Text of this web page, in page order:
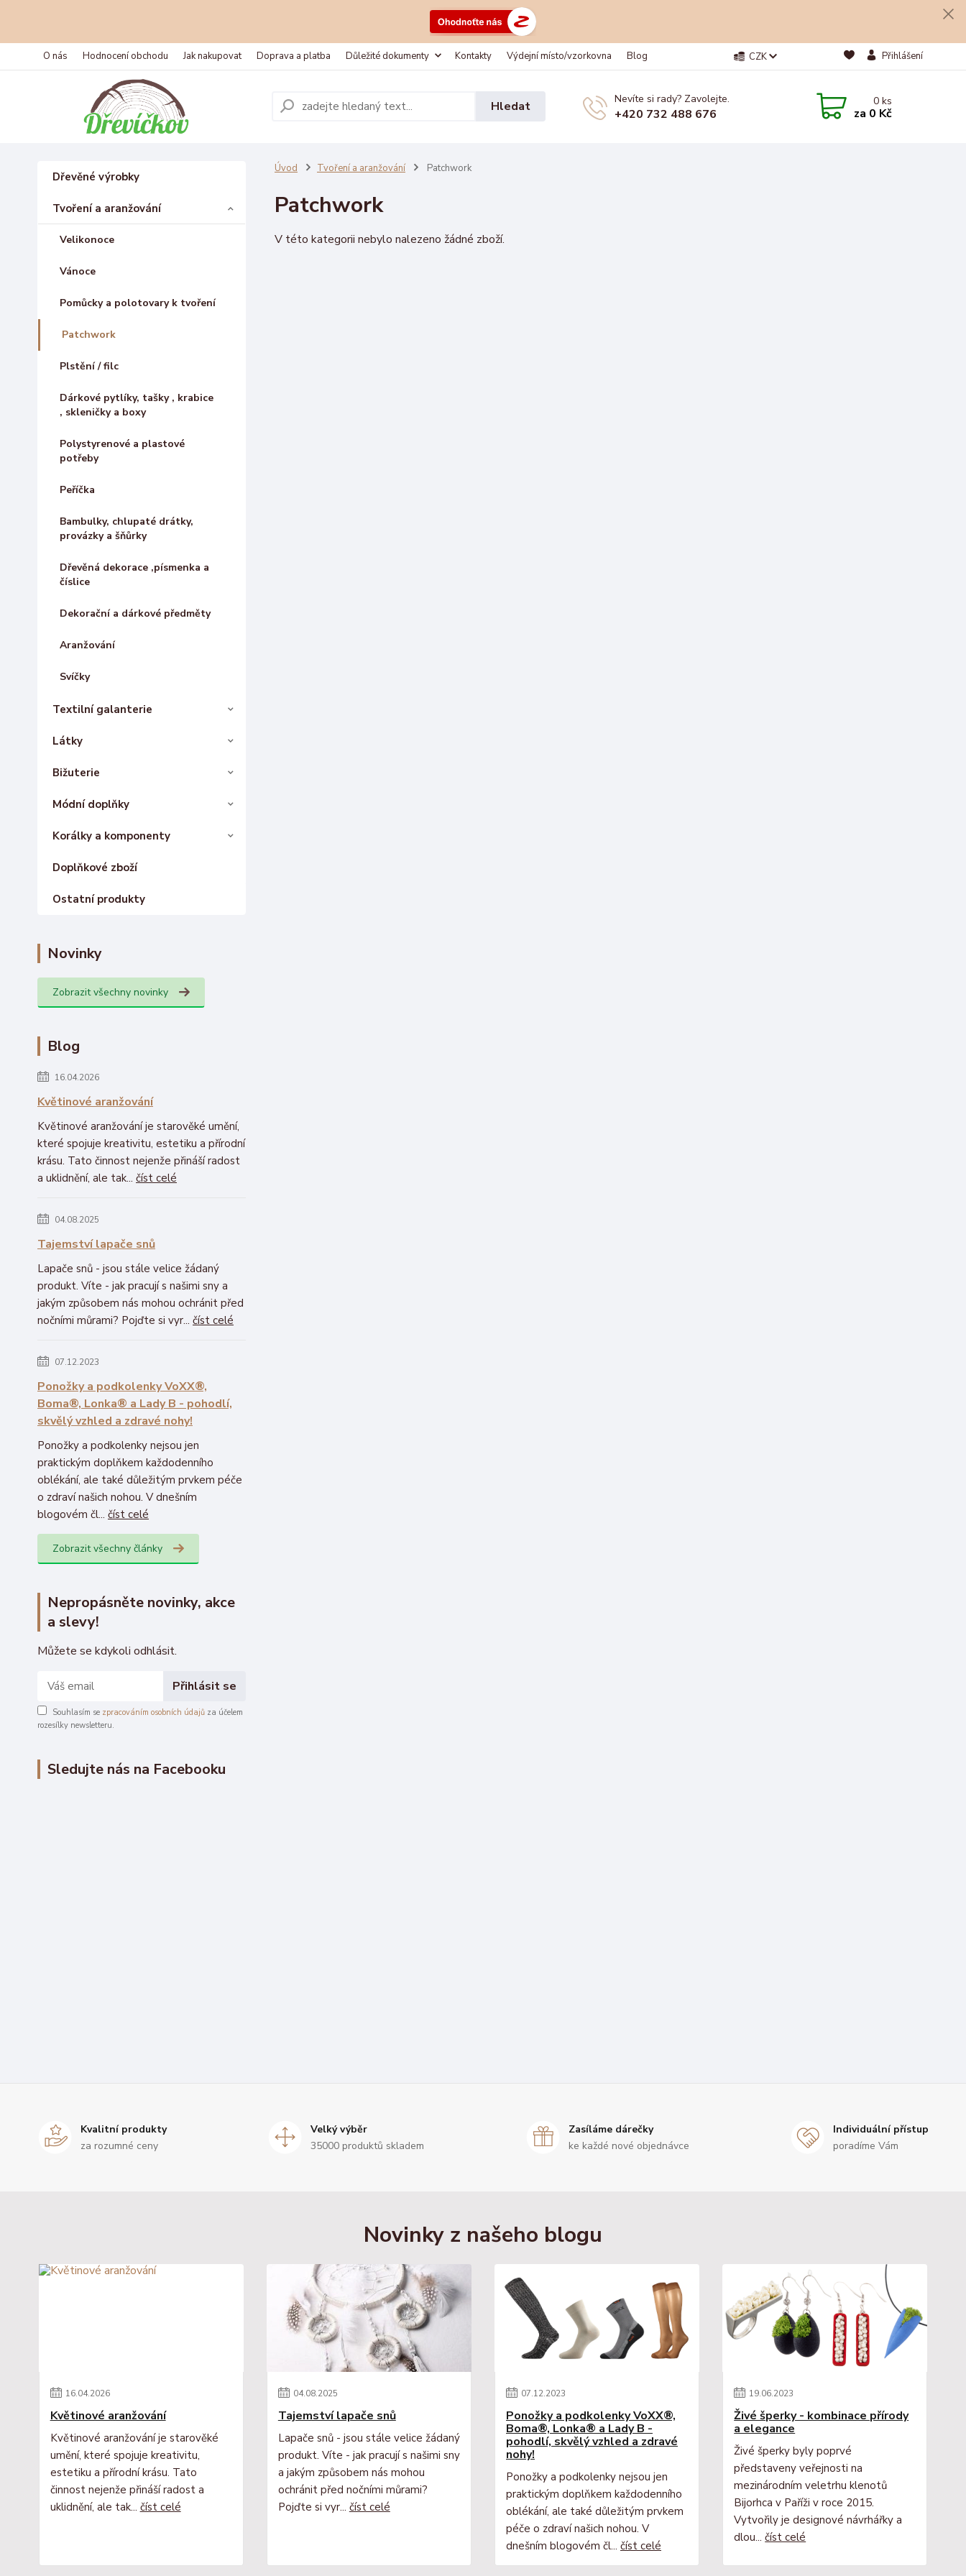
O nás Hodnocení obchodu Jak nakupovat Doprava a platba Důležité dokumenty Kontakty Výdejní místo/vzorkovna Blog CZK Přihlášení
Hledat Nevíte si rady? Zavolejte.
+420 732 488 676
0ks
za 0 Kč
Dřevěné výrobky
Tvoření a aranžování
Velikonoce
Vánoce
Pomůcky a polotovary k tvoření
Patchwork
Plstění / filc
Dárkové pytlíky, tašky , krabice
, skleničky a boxy
Polystyrenové a plastové
potřeby
Peříčka
Bambulky, chlupaté drátky,
provázky a šňůrky
Dřevěná dekorace ,písmenka a
číslice
Dekorační a dárkové předměty
Aranžování
Svíčky
Textilní galanterie
Látky
Bižuterie
Módní doplňky
Korálky a komponenty
Doplňkové zboží
Ostatní produkty
Novinky
Zobrazit všechny novinky
Blog
16.04.2026
Květinové aranžování
Květinové aranžování je starověké umění,
které spojuje kreativitu, estetiku a přírodní
krásu. Tato činnost nejenže přináší radost
a uklidnění, ale tak... číst celé
04.08.2025
Tajemství lapače snů
Lapače snů - jsou stále velice žádaný
produkt. Víte - jak pracují s našimi sny a
jakým způsobem nás mohou ochránit před
nočními můrami? Pojďte si vyr... číst celé
07.12.2023
Ponožky a podkolenky VoXX®,
Boma®, Lonka® a Lady B - pohodlí,
skvělý vzhled a zdravé nohy!
Ponožky a podkolenky nejsou jen
praktickým doplňkem každodenního
oblékání, ale také důležitým prvkem péče
o zdraví našich nohou. V dnešním
blogovém čl... číst celé
Zobrazit všechny články
Nepropásněte novinky, akce
a slevy!
Můžete se kdykoli odhlásit.
Přihlásit se
Souhlasím se zpracováním osobních údajů za účelem
rozesílky newsletteru.
Sledujte nás na Facebooku
Úvod Tvoření a aranžování Patchwork
Patchwork
V této kategorii nebylo nalezeno žádné zboží.
Kvalitní produkty
za rozumné ceny
Velký výběr
35000 produktů skladem
Zasíláme dárečky
ke každé nové objednávce
Individuální přístup
poradíme Vám
Novinky z našeho blogu
16.04.2026
Květinové aranžování
Květinové aranžování je starověké
umění, které spojuje kreativitu,
estetiku a přírodní krásu. Tato
činnost nejenže přináší radost a
uklidnění, ale tak... číst celé
04.08.2025
Tajemství lapače snů
Lapače snů - jsou stále velice žádaný
produkt. Víte - jak pracují s našimi sny
a jakým způsobem nás mohou
ochránit před nočními můrami?
Pojďte si vyr... číst celé
07.12.2023
Ponožky a podkolenky VoXX®,
Boma®, Lonka® a Lady B -
pohodlí, skvělý vzhled a zdravé
nohy!
Ponožky a podkolenky nejsou jen
praktickým doplňkem každodenního
oblékání, ale také důležitým prvkem
péče o zdraví našich nohou. V
dnešním blogovém čl... číst celé
19.06.2023
Živé šperky - kombinace přírody
a elegance
Živé šperky byly poprvé
představeny veřejnosti na
mezinárodním veletrhu klenotů
Bijorhca v Paříži v roce 2015.
Vytvořily je designové návrhářky a
dlou...číst celé